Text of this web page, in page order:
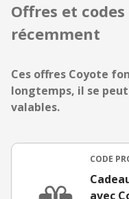
Offres et
récemment
Ces offres Coyote
longtemps, il se
valables.
CODE
avec